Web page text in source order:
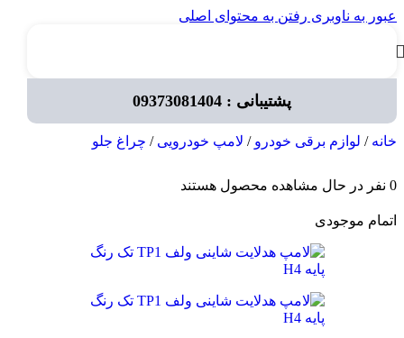
عبور به ناوبری رفتن به محتوای اصلی
پشتیبانی : 09373081404
خانه/ لوازم برقی خودرو/ لامپ خودرویی/ چراغ جلو
0 نفر در حال مشاهده محصول هستند
اتمام موجودی